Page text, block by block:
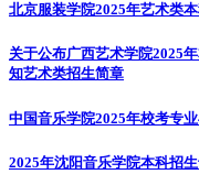
北京服装学院2025年艺术类
关于公布广西艺术学院2025
知艺术类招生简章
中国音乐学院2025年校考专
2025年沈阳音乐学院本科招